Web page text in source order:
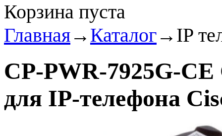
Корзина пуста
Главная→ Каталог→ IP
CP-PWR-7925G-
для IP-телефона